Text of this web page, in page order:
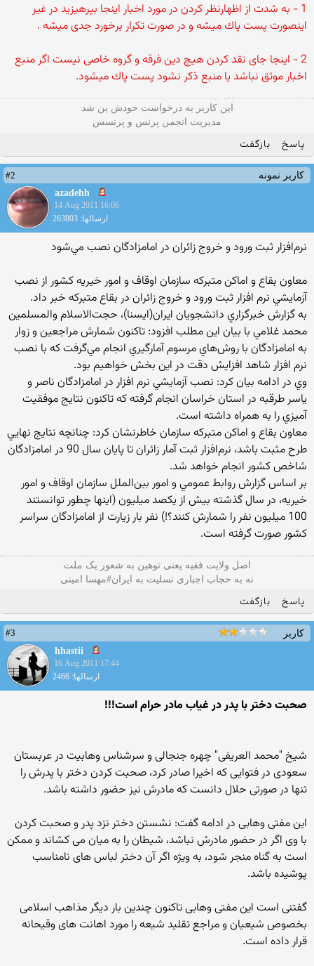
1 - به شدت از اظهارنظر كردن در مورد اخبار اینجا بپرهیزید در غیر
اینصورت پست پاك میشه و در صورت تكرار برخورد جدی میشه .
2 - اینجا جای نقد كردن هیچ دین فرقه و گروه خاصی نیست اگر منبع
اخبار موثق نباشد یا منبع ذكر نشود پست پاك میشود.
این كاربر به درخواست خودش بن شد
مدیریت انجمن پرنس و پرنسس
پاسخ بازگفت
کاربر نمونه
#2
azadehh
14 Aug 2011 16:06
ارسالها: 263803
نرم‌افزار ثبت ورود و خروج زائران در امامزادگان نصب مي‌شود
معاون بقاع و اماکن متبرکه سازمان اوقاف و امور خيريه کشور از نصب
آزمايشي نرم افزار ثبت ورود و خروج زائران در بقاع متبرکه خبر داد.
به گزارش خبرگزاري دانشجويان ايران(ايسنا)، حجت‌الاسلام والمسلمين
محمد غلامي با بيان اين مطلب افزود: تاکنون شمارش مراجعين و زوار
به امامزادگان با روش‌هاي مرسوم آمارگيري انجام مي‌گرفت که با نصب
نرم افزار شاهد افزايش دقت در اين بخش خواهيم بود.
وي در ادامه بيان کرد: نصب آزمايشي نرم افزار در امامزادگان ناصر و
ياسر طرقبه در استان خراسان انجام گرفته که تاکنون نتايج موفقيت
آميزي را به همراه داشته است.
معاون بقاع و اماکن متبرکه سازمان خاطرنشان کرد: چنانچه نتايج نهايي
طرح مثبت باشد، نرم‌افزار ثبت آمار زائران تا پايان سال 90 در امامزادگان
شاخص کشور انجام خواهد شد.
بر اساس گزارش روابط عمومي و امور بين‌الملل سازمان اوقاف و امور
خيريه، در سال گذشته بيش از يکصد ميليون (اینها چطور توانستند
100 میلیون نفر را شمارش کنند؟!) نفر بار زيارت از امامزادگان سراسر
کشور صورت گرفته است.
اصل ولایت فقیه یعنی‌ توهین به شعور یک ملت
نه به حجاب اجباری تسلیت به ایران#مهسا امینی
پاسخ بازگفت
کاربر
#3
hhastii
16 Aug 2011 17:44
ارسالها: 2466
صحبت دختر با پدر در غیاب مادر حرام است!!!
شیخ "محمد العریفی" چهره جنجالی و سرشناس وهابیت در عربستان
سعودی در فتوایی که اخیرا صادر کرد، صحبت کردن دختر با پدرش را
تنها در صورتی حلال دانست که مادرش نیز حضور داشته باشد.
این مفتی وهابی در ادامه گفت: نشستن دختر نزد پدر و صحبت کردن
با وی اگر در حضور مادرش نباشد، شیطان را به میان می کشاند و ممکن
است به گناه منجر شود، به ویژه اگر آن دختر لباس های نامناسب
پوشیده باشد.
گفتنی است این مفتی وهابی تاکنون چندین بار دیگر مذاهب اسلامی
بخصوص شیعیان و مراجع تقلید شیعه را مورد اهانت های وقیحانه
قرار داده است.